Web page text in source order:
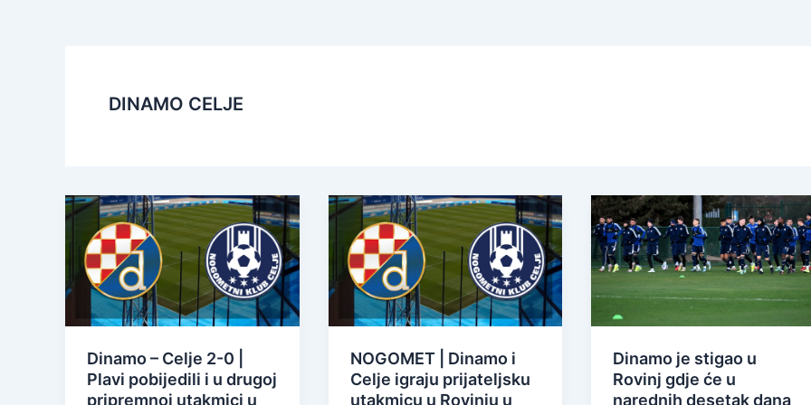
DINAMO CELJE
Dinamo – Celje 2-0 |
Plavi pobijedili i u drugoj
pripremnoj utakmici u
NOGOMET | Dinamo i
Celje igraju prijateljsku
utakmicu u Rovinju u
Dinamo je stigao u
Rovinj gdje će u
narednih desetak dana